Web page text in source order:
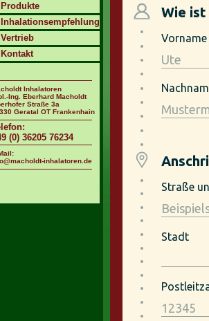
Produkte
Inhalationsempfehlung
Vertrieb
Kontakt
Inhalatoren
Ing. Eberhard Macholdt
Straße 3a
Geratal OT Frankenhain
(0) 36205 76234
inhalatoren.de